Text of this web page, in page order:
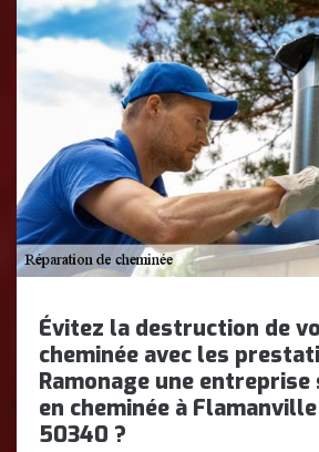
Évitez la destruction de
cheminée avec les
Ramonage une
en cheminée à
50340 ?